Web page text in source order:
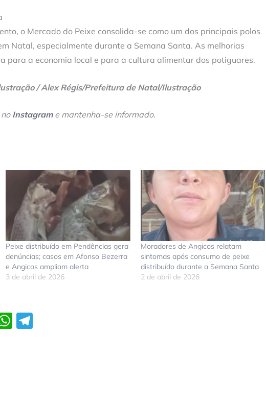
o Mercado do Peixe consolida-se como um dos principais polos
Natal, especialmente durante a Semana Santa. As melhorias
para a economia local e para a cultura alimentar dos potiguares.
/ Alex Régis/Prefeitura de Natal/Ilustração
Instagrame mantenha-se informado.
Peixe distribuído em Pendências gera
denúncias; casos em Afonso Bezerra
e Angicos ampliam alerta
3 de abril de 2026
Moradores de Angicos relatam
sintomas após consumo de peixe
distribuído durante a Semana Santa
2 de abril de 2026
WhatsApp